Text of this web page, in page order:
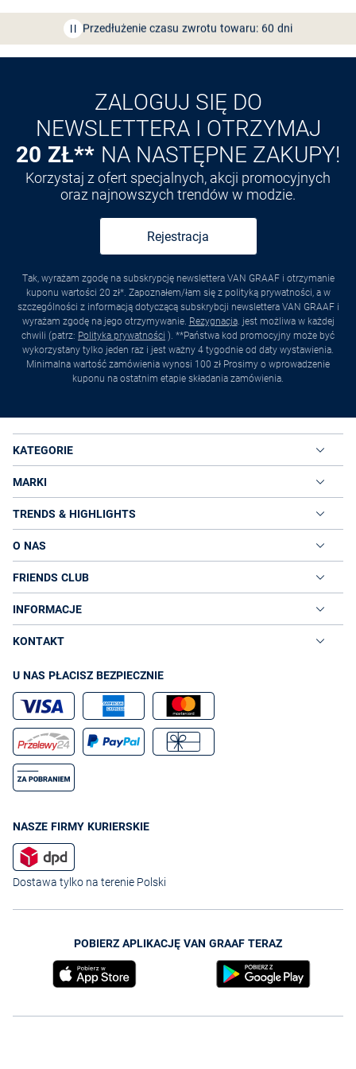
Odkryj aplikację VANGRAAF
ZALOGUJ SIĘ DO
NEWSLETTERA I OTRZYMAJ
20 ZŁ** NA NASTĘPNE ZAKUPY!
Korzystaj z ofert specjalnych, akcji promocyjnych
oraz najnowszych trendów w modzie.
Rejestracja
Tak, wyrażam zgodę na subskrypcję newslettera VAN GRAAF i otrzymanie
kuponu wartości 20 zł*. Zapoznałem/łam się z polityką prywatności, a w
szczególności z informacją dotyczącą subskrybcji newslettera VAN GRAAF i
wyrażam zgodę na jego otrzymywanie. Rezygnacja. jest możliwa w każdej
chwili (patrz: Polityka prywatności ). **Państwa kod promocyjny może być
wykorzystany tylko jeden raz i jest ważny 4 tygodnie od daty wystawienia.
Minimalna wartość zamówienia wynosi 100 zł Prosimy o wprowadzenie
kuponu na ostatnim etapie składania zamówienia.
KATEGORIE
MARKI
TRENDS & HIGHLIGHTS
O NAS
FRIENDS CLUB
INFORMACJE
KONTAKT
U NAS PŁACISZ BEZPIECZNIE
NASZE FIRMY KURIERSKIE
Dostawa tylko na terenie Polski
POBIERZ APLIKACJĘ VAN GRAAF TERAZ